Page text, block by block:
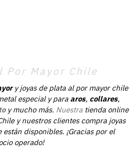
Por Mayor Chile
y joyas de plata al por mayor chile
especial y para aros, collares,
y mucho más. Nuestra tienda online
y nuestros clientes compra joyas
disponibles. ¡Gracias por el
operado!